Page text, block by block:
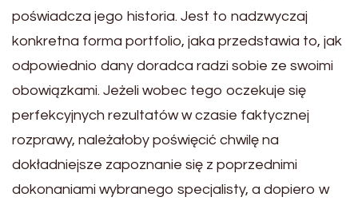
poświadcza jego historia. Jest to nadzwyczaj
konkretna forma portfolio, jaka przedstawia to, jak
odpowiednio dany doradca radzi sobie ze swoimi
obowiązkami. Jeżeli wobec tego oczekuje się
perfekcyjnych rezultatów w czasie faktycznej
rozprawy, należałoby poświęcić chwilę na
dokładniejsze zapoznanie się z poprzednimi
dokonaniami wybranego specjalisty, a dopiero w